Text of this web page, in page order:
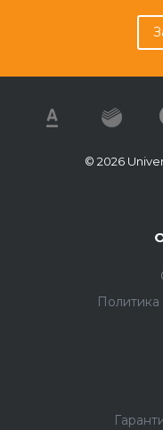
© 2026